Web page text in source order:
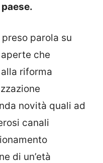
parola su
che
riforma
novità quali ad
canali
di un’età